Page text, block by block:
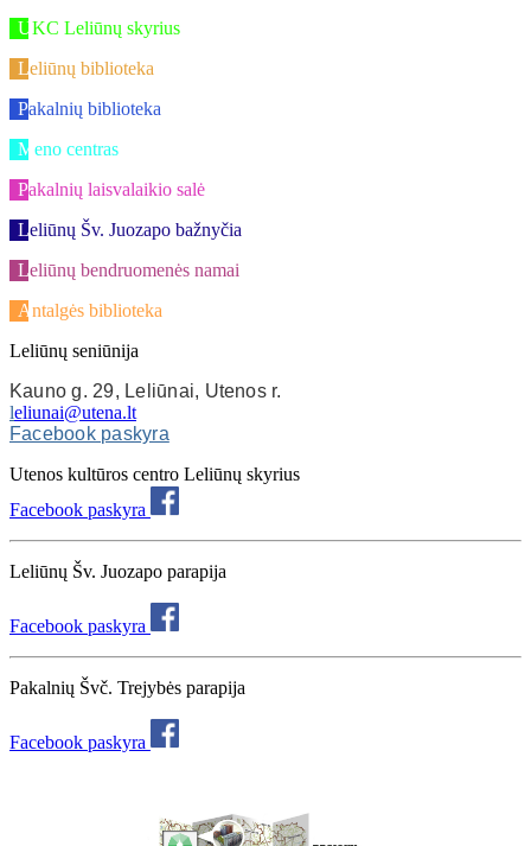
UKC Leliūnų skyrius
Leliūnų biblioteka
Pakalnių biblioteka
Meno centras
Pakalnių laisvalaikio salė
Leliūnų Šv. Juozapo bažnyčia
Leliūnų bendruomenės namai
Antalgės biblioteka
Leliūnų seniūnija
Kauno g. 29, Leliūnai, Utenos r.
leliunai@utena.lt
Facebook paskyra
Utenos kultūros centro Leliūnų skyrius
Facebook paskyra
Leliūnų Šv. Juozapo parapija
Facebook paskyra
Pakalnių Švč. Trejybės parapija
Facebook paskyra